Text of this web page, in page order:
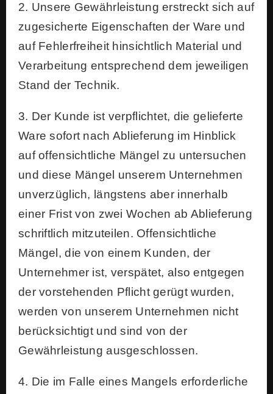
2. Unsere Gewährleistung erstreckt sich auf
zugesicherte Eigenschaften der Ware und
auf Fehlerfreiheit hinsichtlich Material und
Verarbeitung entsprechend dem jeweiligen
Stand der Technik.
3. Der Kunde ist verpflichtet, die gelieferte
Ware sofort nach Ablieferung im Hinblick
auf offensichtliche Mängel zu untersuchen
und diese Mängel unserem Unternehmen
unverzüglich, längstens aber innerhalb
einer Frist von zwei Wochen ab Ablieferung
schriftlich mitzuteilen. Offensichtliche
Mängel, die von einem Kunden, der
Unternehmer ist, verspätet, also entgegen
der vorstehenden Pflicht gerügt wurden,
werden von unserem Unternehmen nicht
berücksichtigt und sind von der
Gewährleistung ausgeschlossen.
4. Die im Falle eines Mangels erforderliche